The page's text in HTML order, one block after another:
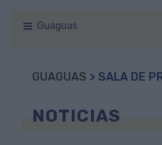
Guaguas
GUAGUAS > SALA DE
NOTICIAS